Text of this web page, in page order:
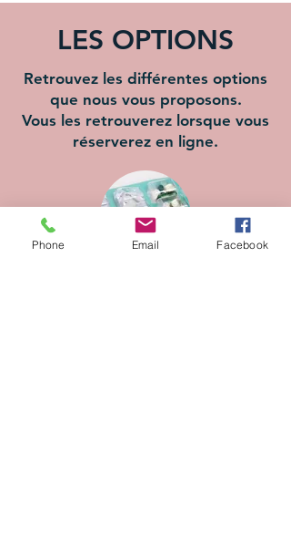
LES OPTIONS
Retrouvez les différentes options
que nous vous proposons.
Vous les retrouverez lorsque vous
réserverez en ligne.
Phone Email Facebook